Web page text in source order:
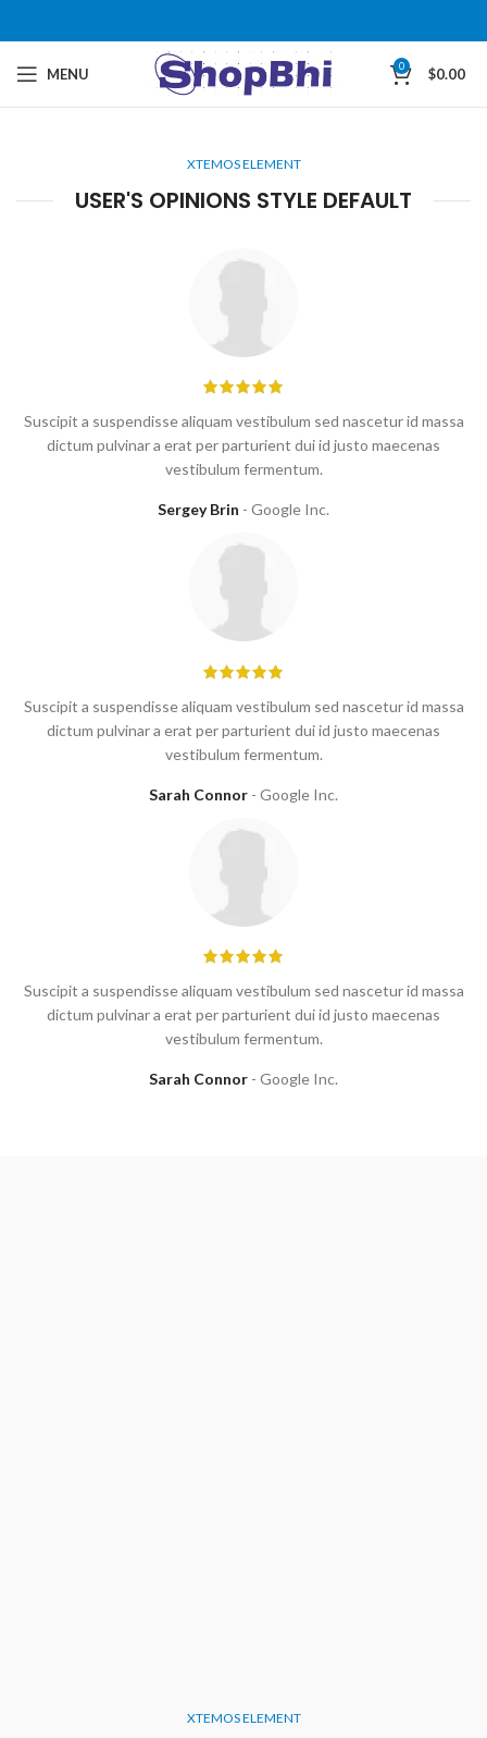
MENU 0 $0.00
XTEMOS ELEMENT
USER'S OPINIONS STYLE DEFAULT
Suscipit a suspendisse aliquam vestibulum sed nascetur id massa
dictum pulvinar a erat per parturient dui id justo maecenas
vestibulum fermentum.
Sergey Brin Google Inc.
Suscipit a suspendisse aliquam vestibulum sed nascetur id massa
dictum pulvinar a erat per parturient dui id justo maecenas
vestibulum fermentum.
Sarah Connor Google Inc.
Suscipit a suspendisse aliquam vestibulum sed nascetur id massa
dictum pulvinar a erat per parturient dui id justo maecenas
vestibulum fermentum.
Sarah Connor Google Inc.
XTEMOS ELEMENT